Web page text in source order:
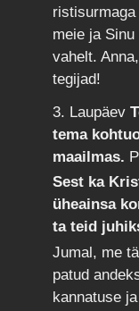
meie ja
vahelt.
tegijad!
3. Laupäev
tema
maailmas.
Sest ka
üheainsa
ta teid
Jumal, me
patud
kannatuse